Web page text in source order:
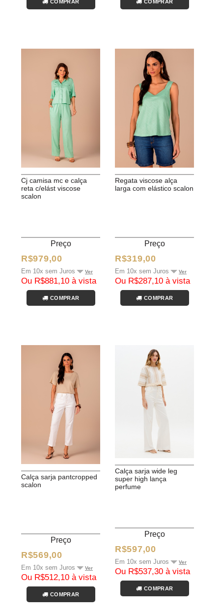
COMPRAR COMPRAR
cj camisa mc e calça
reta c/elást viscose
scalon
Preço
R$979,00
Em 10x sem Juros Ver
Ou R$881,10 à vista
COMPRAR
regata viscose alça
larga com elástico scalon
Preço
R$319,00
Em 10x sem Juros Ver
Ou R$287,10 à vista
COMPRAR
calça sarja pantcropped
scalon
Preço
R$569,00
Em 10x sem Juros Ver
Ou R$512,10 à vista
COMPRAR
calça sarja wide leg
super high lança
perfume
Preço
R$597,00
Em 10x sem Juros Ver
Ou R$537,30 à vista
COMPRAR